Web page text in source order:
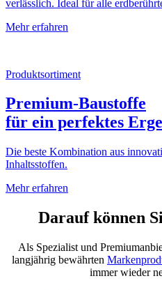
verlässlich. Ideal für alle
Mehr erfahren
Produktsortiment
Premium-Baustoffe
für ein perfektes
Die beste Kombination aus
Inhaltsstoffen.
Mehr erfahren
Darauf können
Als Spezialist und
langjährig bewährten
immer wieder